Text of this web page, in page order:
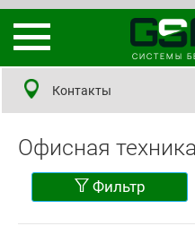
СИСТЕМЫ
Контакты
Офисная техника
Фильтр